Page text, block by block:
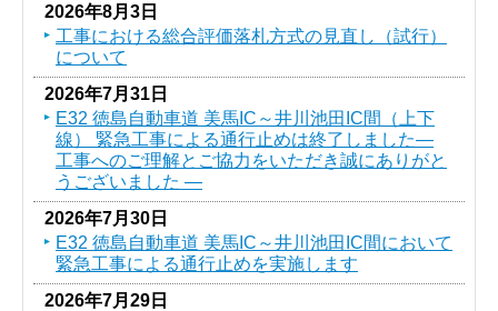
2026年8月3日
工事における総合評価落札方式の見直し（試行）
について
2026年7月31日
E32 徳島自動車道 美馬IC～井川池田IC間（上下
線） 緊急工事による通行止めは終了しました―
工事へのご理解とご協力をいただき誠にありがと
うございました ―
2026年7月30日
E32 徳島自動車道 美馬IC～井川池田IC間において
緊急工事による通行止めを実施します
2026年7月29日